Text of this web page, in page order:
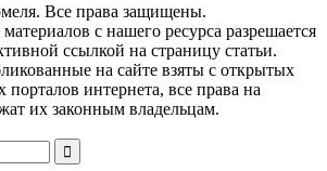
Все права защищены.
с нашего ресурса разрешается
ссылкой на страницу статьи.
на сайте взяты с открытых
порталов интернета, все права на
их законным владельцам.